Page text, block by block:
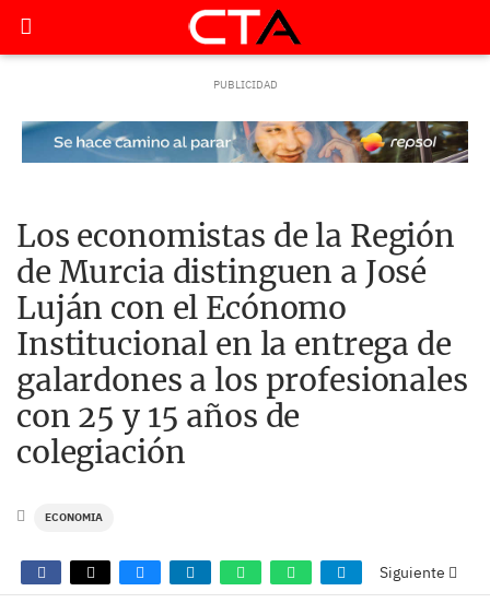
Los economistas de la Región
de Murcia distinguen a José
Luján con el Ecónomo
Institucional en la entrega de
galardones a los profesionales
con 25 y 15 años de
colegiación
ECONOMIA
Siguiente